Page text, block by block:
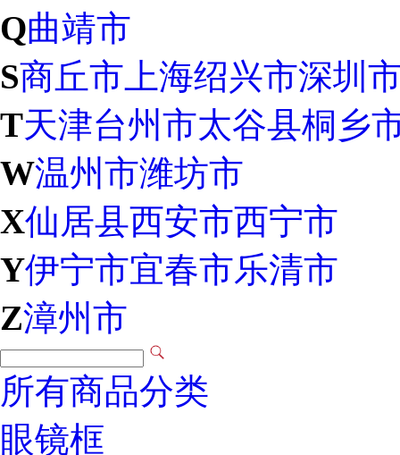
Q曲靖市
S商丘市 上海绍兴市深圳
T天津台州市太谷县桐乡
W温州市潍坊市
X仙居县西安市西宁市
Y伊宁市宜春市乐清市
Z漳州市
所有商品分类
眼镜框